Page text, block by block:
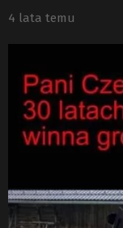
4 lata temu